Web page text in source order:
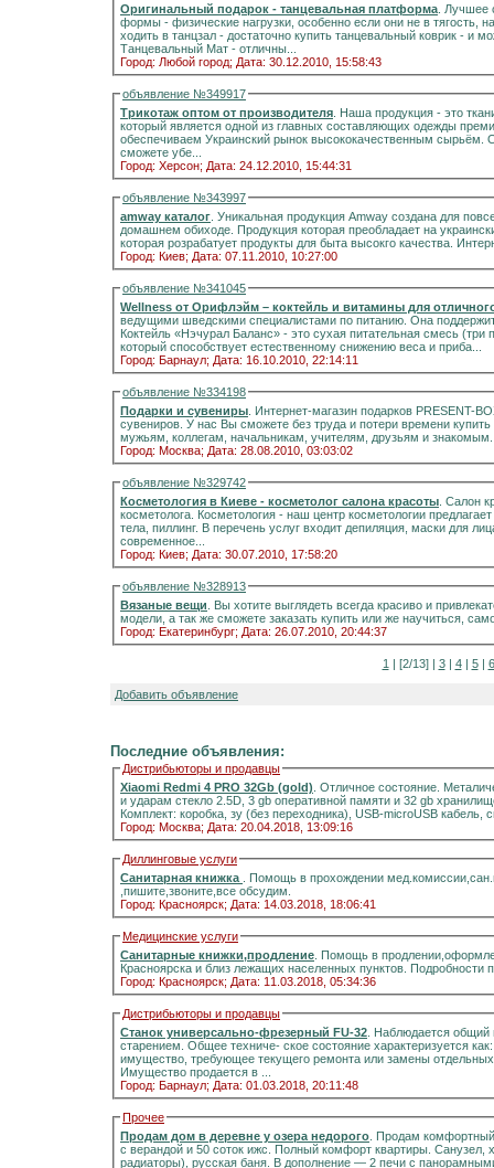
Оригинальный подарок - танцевальная платформа . Лучшее
формы - физические нагрузки, особенно если они не в тягость,
ходить в танцзал - достаточно купить танцевальный коврик - и
Танцевальный Мат - отличны...
Город: Любой город; Дата: 30.12.2010, 15:58:43
объявление №349917
Трикотаж оптом от производителя . Наша продукция - это
который является одной из главных составляющих одежды
обеспечиваем Украинский рынок высококачественным сырьём. Ознакомившись с каталогом нашей продукции, Вы
сможете убе...
Город: Херсон; Дата: 24.12.2010, 15:44:31
объявление №343997
amway каталог . Уникальная продукция Amway создана для
домашнем обиходе. Продукция которая преобладает на
которая розрабатует продукты для быта высокго качества.
Город: Киев; Дата: 07.11.2010, 10:27:00
объявление №341045
Wellness от Орифлэйм – коктейль и витамины для
ведущими шведскими специалистами по питанию. Она
Коктейль «Нэчурал Баланс» - это сухая питательная смесь (три протеина и клетчатка) для приготовления напитка,
который способствует естественному снижению веса и приба...
Город: Барнаул; Дата: 16.10.2010, 22:14:11
объявление №334198
Подарки и сувениры . Интернет-магазин подарков PRESENT-
сувениров. У нас Вы сможете без труда и потери времени
Город: Москва; Дата: 28.08.2010, 03:03:02
объявление №329742
Косметология в Киеве - косметолог салона красоты . Салон
косметолога. Косметология - наш центр косметологии
тела, пиллинг. В перечень услуг входит депиляция, маски для
современное...
Город: Киев; Дата: 30.07.2010, 17:58:20
объявление №328913
Вязаные вещи . Вы хотите выглядеть всегда красиво и
модели, а так же сможете заказать купить или же научиться,
Город: Екатеринбург; Дата: 26.07.2010, 20:44:37
1 | [2/13] | 3| 4| 5| 6
Добавить объявление
Последние объявления:
Дистрибьюторы и продавцы
Xiaomi Redmi 4 PRO 32Gb (gold) . Отличное состояние.
и ударам стекло 2.5D, 3 gb оперативной памяти и 32 gb
Комплект: коробка, зу (без переходника), USB-microUSB
Город: Москва; Дата: 20.04.2018, 13:09:16
Диллинговые услуги
Санитарная книжка
. Помощь в прохождении
,пишите,звоните,все обсудим.
Город: Красноярск; Дата: 14.03.2018, 18:06:41
Медицинские услуги
Санитарные книжки,продление . Помощь в
Красноярска и близ лежащих населенных пунктов.
Город: Красноярск; Дата: 11.03.2018, 05:34:36
Дистрибьюторы и продавцы
Станок универсально-фрезерный FU-32 . Наблюдается
старением. Общее техниче- ское состояние характеризуется
имущество, требующее текущего ремонта или замены
Имущество продается в ...
Город: Барнаул; Дата: 01.03.2018, 20:11:48
Прочее
Продам дом в деревне у озера недорого . Продам комфортный
с верандой и 50 соток ижс. Полный комфорт квартиры. Санузел, холодная и горячая вода,
радиаторы), русская баня. В дополнение — 2 печи с панорамными стёклами.Информация на портале домиклайт.Вода